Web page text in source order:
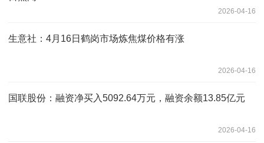
2026-04-16
生意社：4月16日鹤岗市场炼焦煤价格有涨
2026-04-16
国联股份：融资净买入5092.64万元，融资余额13.85亿元
2026-04-16